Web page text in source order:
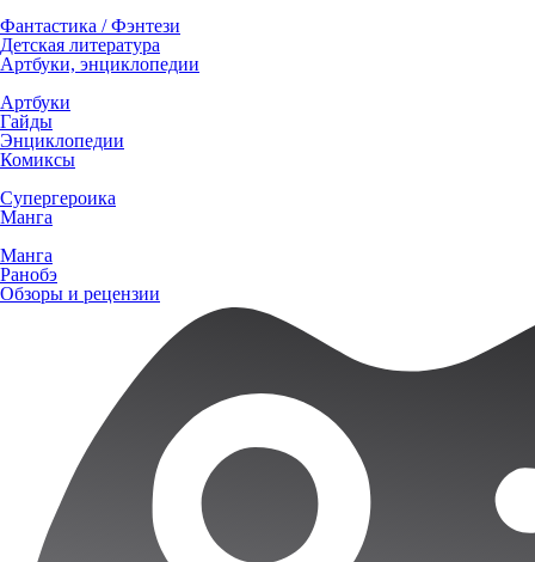
Фантастика / Фэнтези
Детская литература
Артбуки, энциклопедии
Артбуки
Гайды
Энциклопедии
Комиксы
Супергероика
Манга
Манга
Ранобэ
Обзоры и рецензии